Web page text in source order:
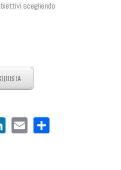
scegliendo
LinkedIn
EmailShare